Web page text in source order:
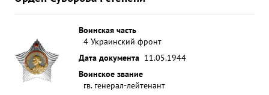
Воинская часть
4 Украинский фронт
Дата документа 11.05.1944
Воинское звание
гв. генерал-лейтенант